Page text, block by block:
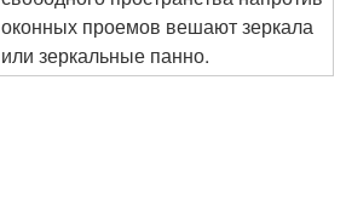
оконных проемов вешают зеркала
или зеркальные панно.